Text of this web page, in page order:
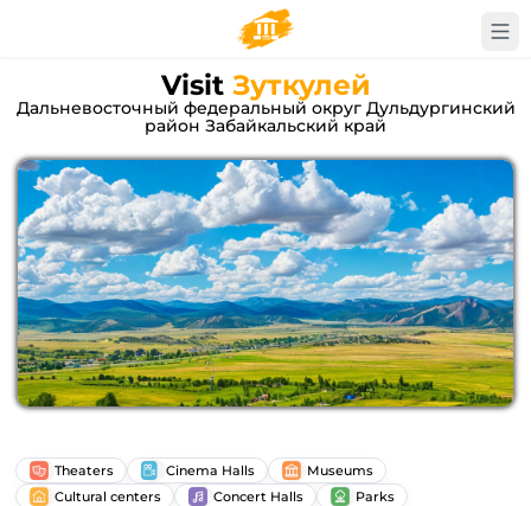
Visit Зуткулей
Дальневосточный федеральный округ Дульдургинский
район Забайкальский край
Theaters Cinema Halls
Museums
Cultural centers
Concert Halls
Parks